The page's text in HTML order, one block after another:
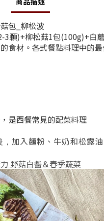
包_柳松波
3顆)+柳松菇1包(100g)+白
食材。 各式餐點料理中的
是西餐常見的配菜料理
加入麵粉、牛奶和松露
野菇白醬＆春季蔬菜